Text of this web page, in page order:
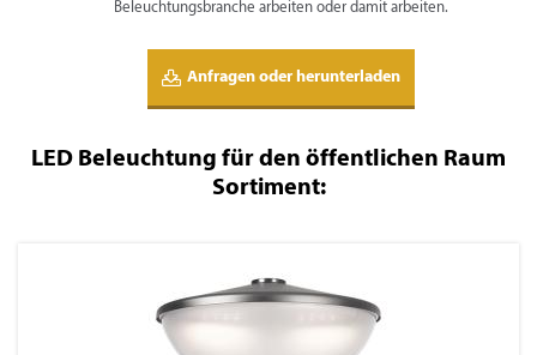
Beleuchtungsbranche arbeiten oder damit arbeiten.
Anfragen oder herunterladen
LED Beleuchtung für den öffentlichen Raum
Sortiment: